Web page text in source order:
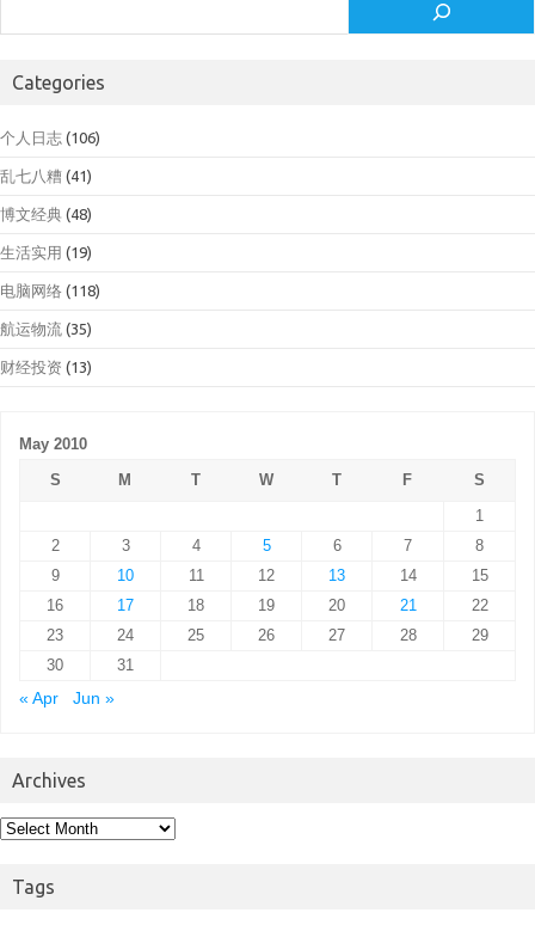
Categories
个人日志 (106)
乱七八糟 (41)
博文经典 (48)
生活实用 (19)
电脑网络 (118)
航运物流 (35)
财经投资 (13)
May 2010
S
M T W T F
S
1
2
3 4 5 6 7
8
9
10 11 12 13 14
15
16
17 18 19 20 21
22
23
24 25 26 27 28
29
30
31
« Apr
Jun »
Archives
Archives
Tags